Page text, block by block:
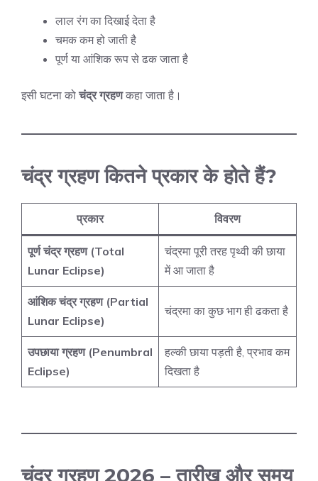
लाल रंग का दिखाई देता है
चमक कम हो जाती है
पूर्ण या आंशिक रूप से ढक जाता है
इसी घटना कोचंद्र ग्रहणकहा जाता है।
चंद्र ग्रहण कितने प्रकार के होते हैं?
प्रकार विवरण
पूर्ण चंद्र ग्रहण (Total
Lunar Eclipse)
चंद्रमा पूरी तरह पृथ्वी की छाया
में आ जाता है
आंशिक चंद्र ग्रहण (Partial
Lunar Eclipse)
चंद्रमा का कुछ भाग ही ढकता है
उपछाया ग्रहण (Penumbral
Eclipse)
हल्की छाया पड़ती है, प्रभाव कम
दिखता है
चंद्र ग्रहण 2026 – तारीख और समय